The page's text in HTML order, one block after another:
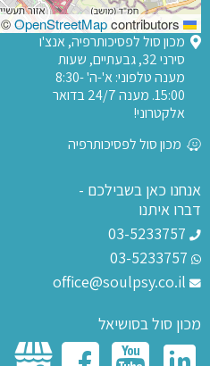
©OpenStreetMapcontributors
מכון סול לפסיכותרפיה, אנצ'ו
סירני 32, גבעתיים, שעות
מענה טלפוני: א'-ה' 8:30-
15:00. מענה 24/7 בדואר
אלקטרוני!
מכון סול לפסיכותרפיה
אנחנו כאן בשבילכם -
דברו איתנו
מכון סול בסושיאל